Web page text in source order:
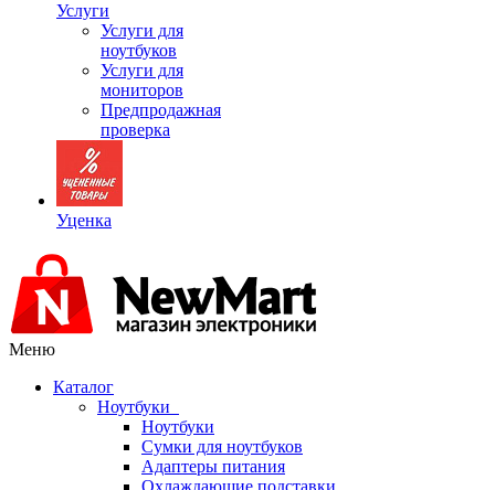
Услуги
Услуги для
ноутбуков
Услуги для
мониторов
Предпродажная
проверка
Уценка
Меню
Каталог
Ноутбуки
Ноутбуки
Сумки для ноутбуков
Адаптеры питания
Охлаждающие подставки